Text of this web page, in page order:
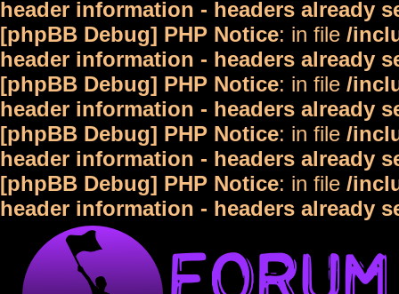
header information - headers already
[phpBB Debug] PHP Notice: in file /
header information - headers already
[phpBB Debug] PHP Notice: in file /
header information - headers already
[phpBB Debug] PHP Notice: in file /
header information - headers already
[phpBB Debug] PHP Notice: in file /
header information - headers already